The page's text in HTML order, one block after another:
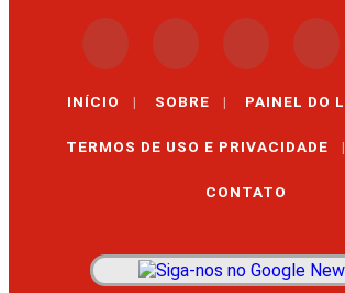
INÍCIO | SOBRE | PAINEL DO
TERMOS DE USO E PRIVACIDADE |
CONTATO